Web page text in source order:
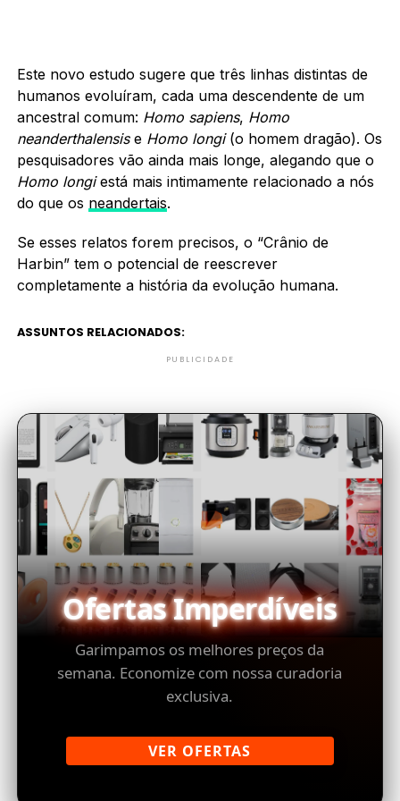
Este novo estudo sugere que três linhas distintas de
humanos evoluíram, cada uma descendente de um
ancestral comum: Homo sapiens, Homo
neanderthalensise Homo longi(o homem dragão). Os
pesquisadores vão ainda mais longe, alegando que o
Homo longiestá mais intimamente relacionado a nós
do que os neandertais.
Se esses relatos forem precisos, o “Crânio de
Harbin” tem o potencial de reescrever
completamente a história da evolução humana.
ASSUNTOS RELACIONADOS:
PUBLICIDADE
Ofertas Imperdíveis
Garimpamos os melhores preços da
semana. Economize com nossa curadoria
exclusiva.
VER OFERTAS